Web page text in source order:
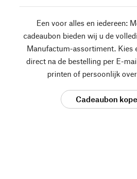
Een voor alles en iedereen:
cadeaubon bieden wij u de
Manufactum-assortiment. Kies
direct na de bestelling per E-
printen of persoonlijk
Cadeaubon